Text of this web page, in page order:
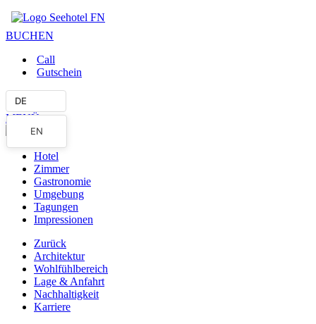
BUCHEN
Call
Gutschein
DE
EN
MENÜ
Hotel
Zimmer
Gastronomie
Umgebung
Tagungen
Impressionen
Zurück
Architektur
Wohlfühlbereich
Lage & Anfahrt
Nachhaltigkeit
Karriere